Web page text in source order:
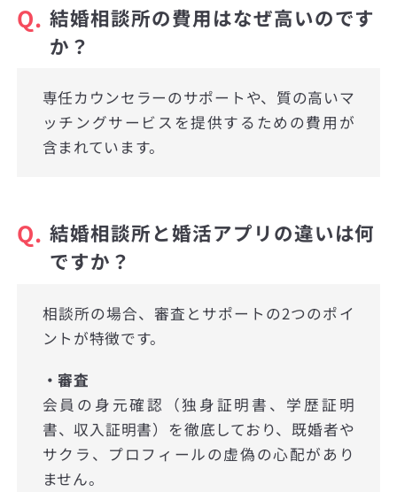
Q. 結婚相談所の費用はなぜ高いのです
か？
専任カウンセラーのサポートや、質の高いマ
ッチングサービスを提供するための費用が
含まれています。
Q. 結婚相談所と婚活アプリの違いは何
ですか？
相談所の場合、審査とサポートの2つのポイ
ントが特徴です。
・審査
会員の身元確認（独身証明書、学歴証明
書、収入証明書）を徹底しており、既婚者や
サクラ、プロフィールの虚偽の心配があり
ません。